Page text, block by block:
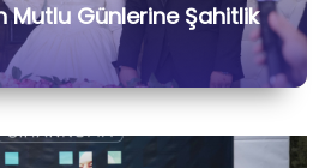
Mutlu Günlerine Şahitlik